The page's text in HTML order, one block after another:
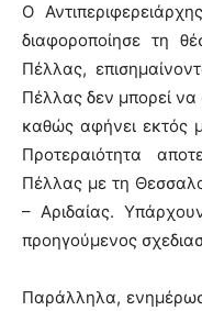
Ο
διαφοροποίησε τη
Πέλλας,
Πέλλας δεν μπορεί να
καθώς αφήνει εκτός
Προτεραιότητα
Πέλλας με τη
– Αριδαίας.
προηγούμενος
Παράλληλα,